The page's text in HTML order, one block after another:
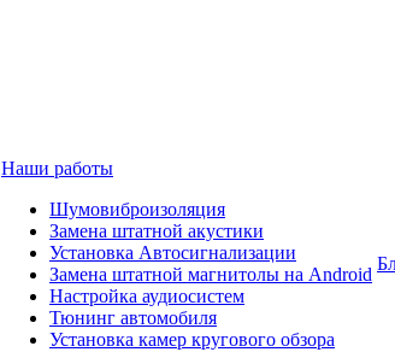
Наши работы
Шумовиброизоляция
Замена штатной акустики
Установка Автосигнализации
Замена штатной магнитолы на Android
Настройка аудиосистем
Тюнинг автомобиля
Установка камер кругового обзора